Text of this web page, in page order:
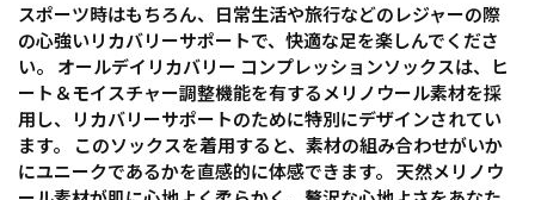
スポーツ時はもちろん、日常生活や旅行などのレジャーの際
の心強いリカバリーサポートで、快適な足を楽しんでくださ
い。 オールデイリカバリー コンプレッションソックスは、ヒ
ート＆モイスチャー調整機能を有するメリノウール素材を採
用し、リカバリーサポートのために特別にデザインされてい
ます。 このソックスを着用すると、素材の組み合わせがいか
にユニークであるかを直感的に体感できます。 天然メリノウ